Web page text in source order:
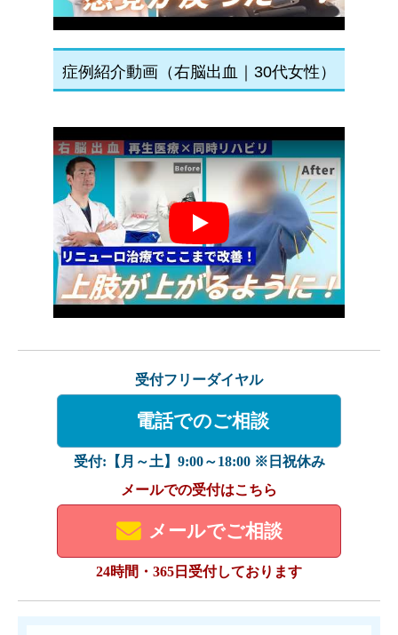
症例紹介動画（右脳出血｜30代女性）
Play
受付フリーダイヤル
電話でのご相談
受付:【月～土】9:00～18:00 ※日祝休み
メールでの受付はこちら
メールでご相談
24時間・365日受付しております